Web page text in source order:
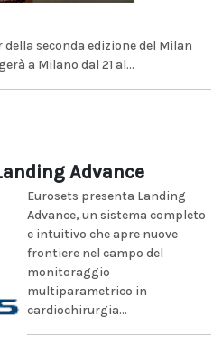
seconda edizione del Milan
a Milano dal 21 al...
Advance
Eurosets presenta Landing
Advance, un sistema completo
e intuitivo che apre nuove
frontiere nel campo del
monitoraggio
multiparametrico in
cardiochirurgia...